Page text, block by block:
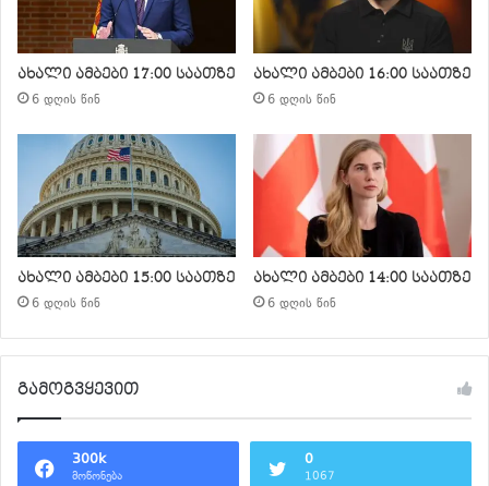
ახალი ამბები 17:00 საათზე
6 დღის წინ
ახალი ამბები 16:00 საათზე
6 დღის წინ
ახალი ამბები 15:00 საათზე
6 დღის წინ
ახალი ამბები 14:00 საათზე
6 დღის წინ
გამოგვყევით
300k
მოწონება
0
1067